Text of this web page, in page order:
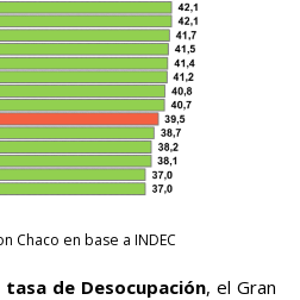
Chaco en base a INDEC
tasa de Desocupación, el Gran